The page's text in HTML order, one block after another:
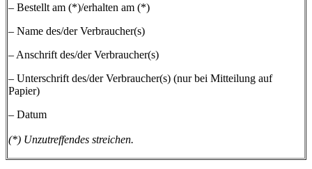
– Bestellt am (*)/erhalten am (*)
– Name des/der Verbraucher(s)
– Anschrift des/der Verbraucher(s)
– Unterschrift des/der Verbraucher(s) (nur bei Mitteilung auf
Papier)
– Datum
(*) Unzutreffendes streichen.